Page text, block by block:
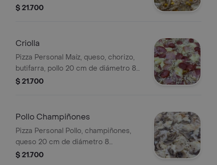
porciones.
$ 21.700
Criolla
Pizza Personal Maíz, queso, chorizo,
butifarra, pollo 20 cm de diámetro 8
porciones
$ 21.700
Pollo Champiñones
Pizza Personal Pollo, champiñones,
queso 20 cm de diámetro 8
porciones
$ 21.700